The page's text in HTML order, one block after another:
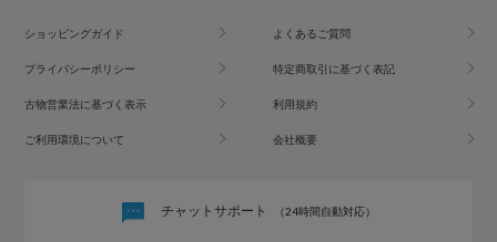
ショッピングガイド よくあるご質問
プライバシーポリシー 特定商取引に基づく表記
古物営業法に基づく表示 利用規約
ご利用環境について 会社概要
チャットサポート （24時間自動対応）